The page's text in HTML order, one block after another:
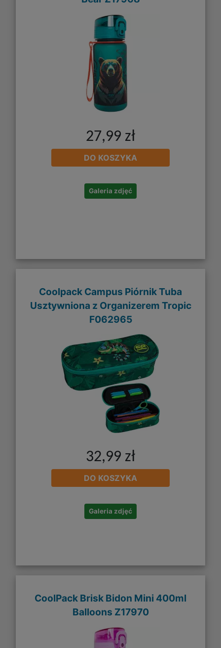
27,99 zł
DO KOSZYKA
Galeria zdjęć
Coolpack Campus Piórnik Tuba
Usztywniona z Organizerem Tropic
F062965
32,99 zł
DO KOSZYKA
Galeria zdjęć
CoolPack Brisk Bidon Mini 400ml
Balloons Z17970